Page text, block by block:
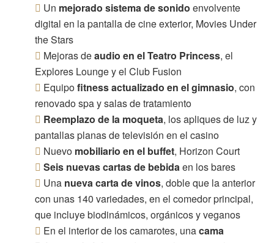
Un mejorado sistema de sonido envolvente
digital en la pantalla de cine exterior, Movies Under
the Stars
Mejoras deaudio en el Teatro Princess, el
Explores Lounge y el Club Fusion
Equipofitness actualizado en el gimnasio, con
renovado spa y salas de tratamiento
Reemplazo de la moqueta, los apliques de luz y
pantallas planas de televisión en el casino
Nuevo mobiliario en el buffet, Horizon Court
Seis nuevas cartas de bebidaen los bares
Una nueva carta de vinos, doble que la anterior
con unas 140 variedades, en el comedor principal,
que incluye biodinámicos, orgánicos y veganos
En el interior de los camarotes, unacama